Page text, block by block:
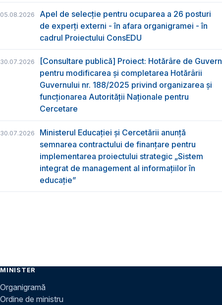
05.08.2026
Apel de selecție pentru ocuparea a 26 posturi
de experți externi - în afara organigramei - în
cadrul Proiectului ConsEDU
30.07.2026
[Consultare publică] Proiect: Hotărâre de Guvern
pentru modificarea și completarea Hotărârii
Guvernului nr. 188/2025 privind organizarea şi
funcţionarea Autorităţii Naţionale pentru
Cercetare
30.07.2026
Ministerul Educației și Cercetării anunță
semnarea contractului de finanțare pentru
implementarea proiectului strategic „Sistem
integrat de management al informațiilor în
educație”
MINISTER
Organigramă
Ordine de ministru